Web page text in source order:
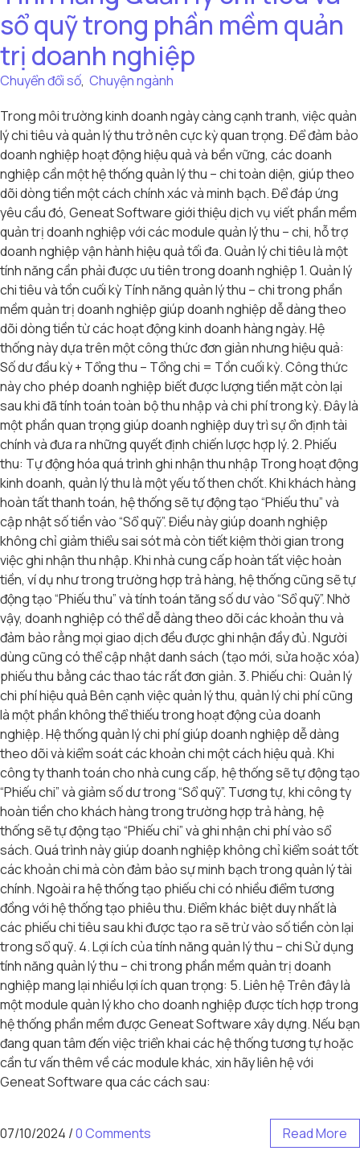
sổ quỹ trong phần mềm quản
trị doanh nghiệp
Chuyển đổi số, Chuyện ngành
Trong môi trường kinh doanh ngày càng cạnh tranh, việc quản
lý chi tiêu và quản lý thu trở nên cực kỳ quan trọng. Để đảm bảo
doanh nghiệp hoạt động hiệu quả và bền vững, các doanh
nghiệp cần một hệ thống quản lý thu – chi toàn diện, giúp theo
dõi dòng tiền một cách chính xác và minh bạch. Để đáp ứng
yêu cầu đó, Geneat Software giới thiệu dịch vụ viết phần mềm
quản trị doanh nghiệp với các module quản lý thu – chi, hỗ trợ
doanh nghiệp vận hành hiệu quả tối đa. Quản lý chi tiêu là một
tính năng cần phải được ưu tiên trong doanh nghiệp 1. Quản lý
chi tiêu và tồn cuối kỳ Tính năng quản lý thu – chi trong phần
mềm quản trị doanh nghiệp giúp doanh nghiệp dễ dàng theo
dõi dòng tiền từ các hoạt động kinh doanh hàng ngày. Hệ
thống này dựa trên một công thức đơn giản nhưng hiệu quả:
Số dư đầu kỳ + Tổng thu – Tổng chi = Tồn cuối kỳ. Công thức
này cho phép doanh nghiệp biết được lượng tiền mặt còn lại
sau khi đã tính toán toàn bộ thu nhập và chi phí trong kỳ. Đây là
một phần quan trọng giúp doanh nghiệp duy trì sự ổn định tài
chính và đưa ra những quyết định chiến lược hợp lý. 2. Phiếu
thu: Tự động hóa quá trình ghi nhận thu nhập Trong hoạt động
kinh doanh, quản lý thu là một yếu tố then chốt. Khi khách hàng
hoàn tất thanh toán, hệ thống sẽ tự động tạo “Phiếu thu” và
cập nhật số tiền vào “Sổ quỹ”. Điều này giúp doanh nghiệp
không chỉ giảm thiểu sai sót mà còn tiết kiệm thời gian trong
việc ghi nhận thu nhập. Khi nhà cung cấp hoàn tất việc hoàn
tiền, ví dụ như trong trường hợp trả hàng, hệ thống cũng sẽ tự
động tạo “Phiếu thu” và tính toán tăng số dư vào “Sổ quỹ”. Nhờ
vậy, doanh nghiệp có thể dễ dàng theo dõi các khoản thu và
đảm bảo rằng mọi giao dịch đều được ghi nhận đầy đủ. Người
dùng cũng có thể cập nhật danh sách (tạo mới, sửa hoặc xóa)
phiếu thu bằng các thao tác rất đơn giản. 3. Phiếu chi: Quản lý
chi phí hiệu quả Bên cạnh việc quản lý thu, quản lý chi phí cũng
là một phần không thể thiếu trong hoạt động của doanh
nghiệp. Hệ thống quản lý chi phí giúp doanh nghiệp dễ dàng
theo dõi và kiểm soát các khoản chi một cách hiệu quả. Khi
công ty thanh toán cho nhà cung cấp, hệ thống sẽ tự động tạo
“Phiếu chi” và giảm số dư trong “Sổ quỹ”. Tương tự, khi công ty
hoàn tiền cho khách hàng trong trường hợp trả hàng, hệ
thống sẽ tự động tạo “Phiếu chi” và ghi nhận chi phí vào sổ
sách. Quá trình này giúp doanh nghiệp không chỉ kiểm soát tốt
các khoản chi mà còn đảm bảo sự minh bạch trong quản lý tài
chính. Ngoài ra hệ thống tạo phiếu chi có nhiều điểm tương
đồng với hệ thống tạo phiêu thu. Điểm khác biệt duy nhất là
các phiếu chi tiêu sau khi được tạo ra sẽ trừ vào số tiền còn lại
trong sổ quỹ. 4. Lợi ích của tính năng quản lý thu – chi Sử dụng
tính năng quản lý thu – chi trong phần mềm quản trị doanh
nghiệp mang lại nhiều lợi ích quan trọng: 5. Liên hệ Trên đây là
một module quản lý kho cho doanh nghiệp được tích hợp trong
hệ thống phần mềm được Geneat Software xây dựng. Nếu bạn
đang quan tâm đến việc triển khai các hệ thống tương tự hoặc
cần tư vấn thêm về các module khác, xin hãy liên hệ với
Geneat Software qua các cách sau:
07/10/2024 /0 Comments Read More